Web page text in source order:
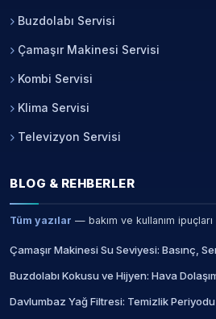
Buzdolabı Servisi
Çamaşır Makinesi Servisi
Kombi Servisi
Klima Servisi
Televizyon Servisi
BLOG & REHBERLER
Tüm yazılar — bakım ve kullanım ipuçları
Çamaşır Makinesi Su Seviyesi: Basınç,
Buzdolabı Kokusu ve Hijyen: Hava
Davlumbaz Yağ Filtresi: Temizlik